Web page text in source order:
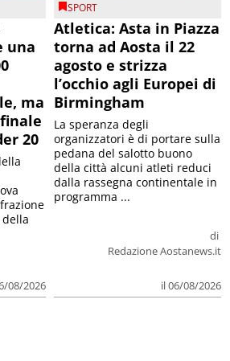
una
ma
20
08/2026
SPORT
Atletica: Asta in Piazza
torna ad Aosta il 22
agosto e strizza
l’occhio agli Europei di
Birmingham
di
Redazione Aostanews.it
il 06/08/2026
La speranza degli
organizzatori è di portare sulla
pedana del salotto buono
della città alcuni atleti reduci
dalla rassegna continentale in
programma ...